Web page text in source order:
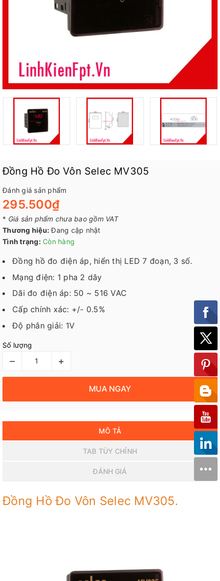
Đồng Hồ Đo Vôn Selec MV305
Đánh giá sản phẩm
295.500₫
* Giá sản phẩm chưa bao gồm VAT
Thương hiệu: Đang cập nhật
Tình trạng: Còn hàng
Đồng hồ đo điện áp, hiển thị LED 7 đoạn, 3 số.
Mạng điện: 1 pha 2 dây
Dãi đo điện áp: 50 ~ 516 VAC
Cấp chính xác: +/- 0.5%
Độ phân giải: 1V
Số lượng
– +
MUA NGAY
MÔ TẢ
TAB TÙY CHỈNH
ĐÁNH GIÁ
Đồng Hồ Đo Vôn Selec MV305.